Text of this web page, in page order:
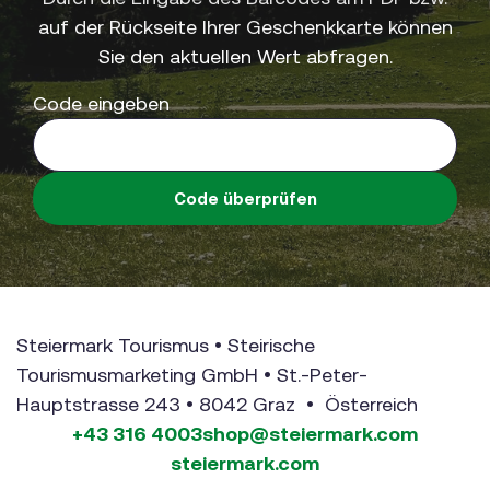
auf der Rückseite Ihrer Geschenkkarte können
Sie den aktuellen Wert abfragen.
Code eingeben
Code überprüfen
Steiermark Tourismus • Steirische
Tourismusmarketing GmbH • St.-Peter-
Hauptstrasse 243 • 8042 Graz • Österreich
+43 316 4003shop@steiermark.com
steiermark.com